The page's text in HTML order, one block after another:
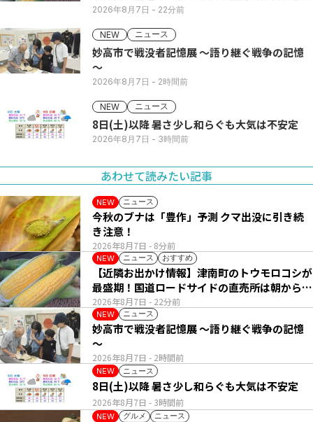
い列
2026年8月7日 - 22分前
NEW ニュース
妙高市で戦没者記憶展 ～語り継ぐ戦争の記憶
～
2026年8月7日 - 2時間前
NEW ニュース
8日(土)以降 暑さ少し和らぐも大気は不安定
2026年8月7日 - 3時間前
あわせて読みたい記事
NEW ニュース
2026年8月7日 - 8分前
今秋のブナは「豊作」予測 クマ出没に引き続
き注意！
NEW ニュース おすすめ
2026年8月7日 - 22分前
【近隣お出かけ情報】津南町のトウモロコシが
最盛期！国道ロードサイドの直売所は朝から長
い列
NEW ニュース
2026年8月7日 - 2時間前
妙高市で戦没者記憶展 ～語り継ぐ戦争の記憶
～
NEW ニュース
2026年8月7日 - 3時間前
8日(土)以降 暑さ少し和らぐも大気は不安定
NEW グルメ ニュース